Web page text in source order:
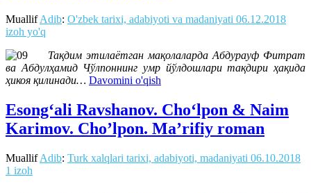
MuallifAdib: O'zbek tarixi, adabiyoti va madaniyati 06.12.2018
izoh yo'q
Тақдим этилаётган мақолаларда Абдурауф Фитрат
ва Абдулҳамид Чўлпоннинг умр йўлдошлари тақдири ҳақида
ҳикоя қилинади… Davomini o'qish
Esong‘ali Ravshanov. Cho‘lpon & Naim
Karimov. Cho’lpon. Ma’rifiy roman
MuallifAdib: Turk xalqlari tarixi, adabiyoti, madaniyati 06.10.2018
1 izoh